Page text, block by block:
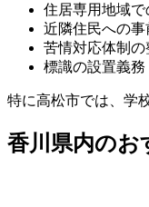
住居専用地域で
近隣住民への事
苦情対応体制の
標識の設置義務
特に高松市では、学
香川県内のお